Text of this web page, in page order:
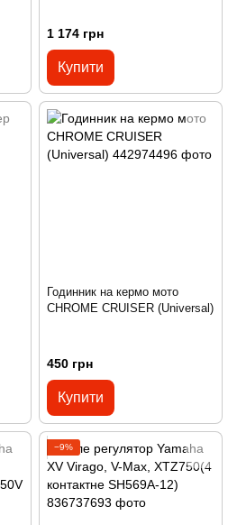
1 174 грн
Купити
Годинник на кермо мото
CHROME CRUISER (Universal)
450 грн
Купити
−9%